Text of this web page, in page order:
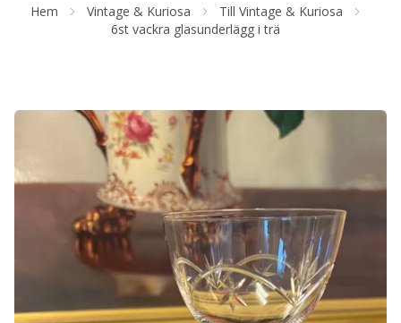
Hem Vintage & Kuriosa
Till Vintage & Kuriosa
6st vackra glasunderlägg i trä